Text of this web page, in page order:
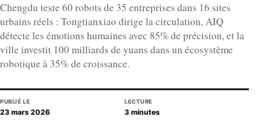
Chengdu teste 60 robots de 35 entreprises dans 16 sites
urbains réels : Tongtianxiao dirige la circulation, AIQ
détecte les émotions humaines avec 85% de précision, et la
ville investit 100 milliards de yuans dans un écosystème
robotique à 35% de croissance.
PUBLIÉ LE
23 mars 2026
LECTURE
3 minutes